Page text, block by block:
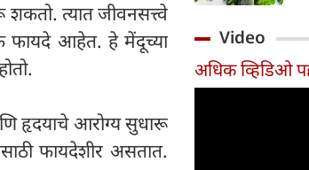
शकतो. त्यात जीवनसत्त्वे
फायदे आहेत. हे मेंदूच्या
हृदयाचे आरोग्य सुधारू
फायदेशीर असतात.
Video
अधिक व्हिडिओ